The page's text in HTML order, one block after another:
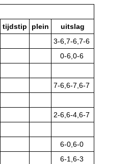
tijdstip plein
uitslag
3-6,7-6,7-6
0-6,0-6
7-6,6-7,6-7
2-6,6-4,6-7
6-0,6-0
6-1,6-3